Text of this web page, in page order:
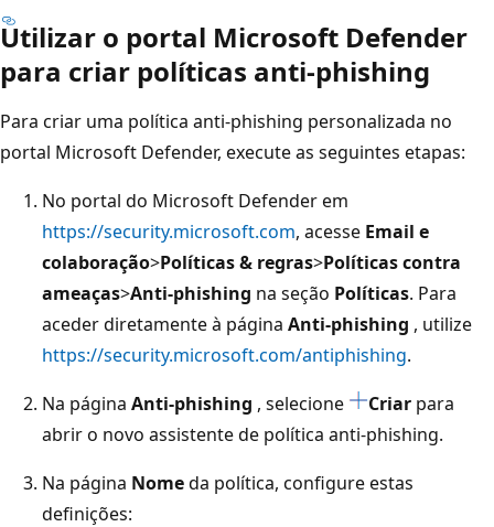
Utilizar o portal Microsoft Defender
para criar políticas anti-phishing
Para criar uma política anti-phishing personalizada no
portal Microsoft Defender, execute as seguintes etapas:
No portal do Microsoft Defender em
https://security.microsoft.com, acesse Email e
colaboração>Políticas & regras>Políticas contra
ameaças>Anti-phishing na seção Políticas. Para
aceder diretamente à página Anti-phishing , utilize
https://security.microsoft.com/antiphishing.
Na página Anti-phishing , selecione Criar para
abrir o novo assistente de política anti-phishing.
Na página Nomeda política, configure estas
definições: